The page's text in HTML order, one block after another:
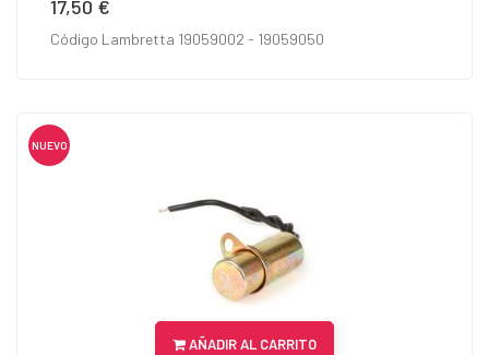
Precio
17,50 €
Código Lambretta 19059002 - 19059050
NUEVO
AÑADIR AL CARRITO